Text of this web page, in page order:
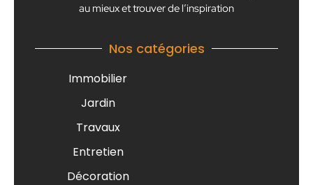
au mieux et trouver de l’inspiration
Nos catégories
Immobilier
Jardin
Travaux
Entretien
Décoration